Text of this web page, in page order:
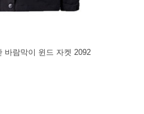
바람막이 윈드 자켓 2092